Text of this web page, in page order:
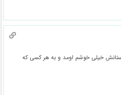
خیلی خوشم اومد و به هر کسی که